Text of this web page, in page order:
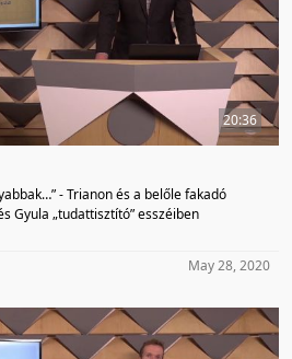
20:36
- Trianon és a belőle fakadó
Gyula „tudattisztító” esszéiben
May 28, 2020